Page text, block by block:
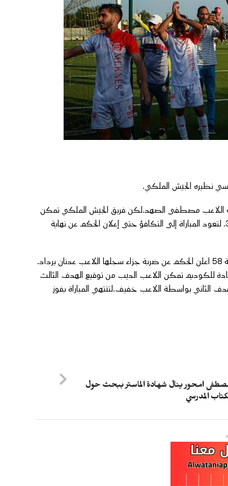
نظيره الجيش الملكي.
الذي سجل الهدف الأول في الدقيقة 11 بواسطة اللاعب مصطفى الصهد.لكن فريق الجيش الملكي تمكن
من اصطياد ضربة جزاء نفذها بنجاح اللاعب رضى سليم في الدقيقة 30. لتعود المباراة إلى التكافؤ حتى إعلان الحكم عن نهاية
خلال الشوط الثاني ، بادرت العناصر المكناسية إلى الهجوم وفي الدقيقة 58 اعلن الحكم عن ضربة جزاء سجلها اللاعب عدنان برداد.
للكوديم تمكن اللاعب الديب من توقيع الهدف الثالث
الهدف الثاني بواسطة اللاعب خفيف.لتنتهي المباراة بفوز
امحور ينال شهادة الماستر ببحث حول
المدرسي